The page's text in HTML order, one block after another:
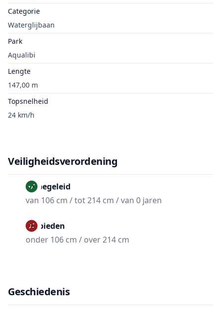
Categorie
Waterglijbaan
Park
Aqualibi
Lengte
147,00 m
Topsnelheid
24 km/h
Veiligheidsverordening
Onbegeleid
van 106 cm / tot 214 cm / van 0 jaren
Verbieden
onder 106 cm / over 214 cm
Geschiedenis